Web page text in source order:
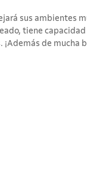
sus ambientes
tiene
de mucha